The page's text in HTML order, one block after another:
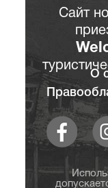
Сайт
О